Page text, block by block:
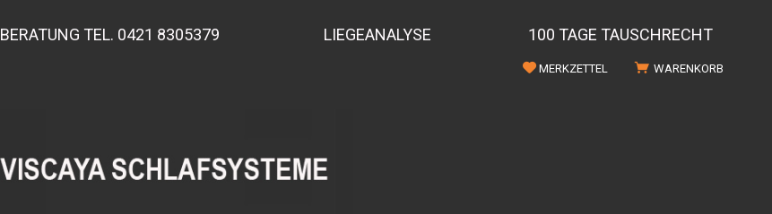
BERATUNG TEL. 0421 8305379 LIEGEANALYSE 100 TAGE TAUSCHRECHT
WARENKORB
MERKZETTEL